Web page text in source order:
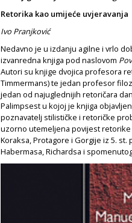
Retorika kao umijeće uvjeravanja
Ivo Pranjković
Nedavno je u izdanju agilne i vrlo
izvanredna knjiga pod naslovom
Autori su knjige dvojica profesora
Timmermans) te jedan profesor
jedan od najuglednijih retoričara
Palimpsest u kojoj je knjiga
poznavatelj stilističke i retoričke
uzorno utemeljena povijest
Koraksa, Protagore i Gorgije iz 5.
Habermasa, Richardsa i